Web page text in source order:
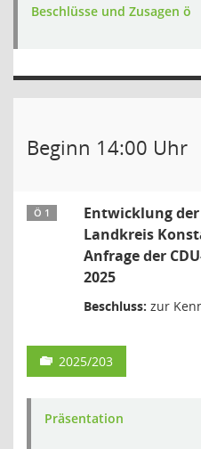
Beschlüsse und Zusagen ö
Beginn 14:00 Uhr
Ö 1
Entwicklung
Landkreis
Anfrage der
2025
Beschluss: zur
2025/203
Präsentation